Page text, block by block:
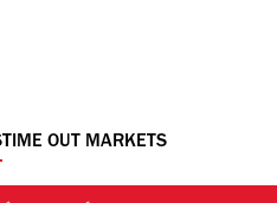
TIME OUT MARKETS